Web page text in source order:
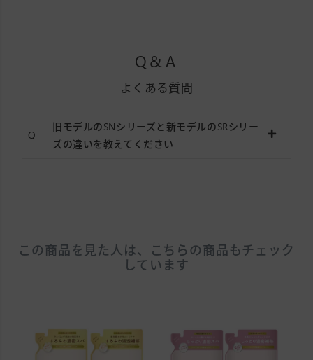
Q&A
よくある質問
旧モデルのSNシリーズと新モデルのSRシリー
ズの違いを教えてください
この商品を見た人は、こちらの商品もチェック
しています